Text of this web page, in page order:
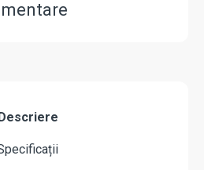
Descriere